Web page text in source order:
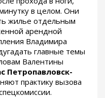
в целом. Они
жилье отдельным
арендной
Владимира
главные темы
Валентины
Петропавловск-
практику вызова